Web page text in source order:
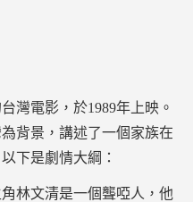
灣電影，於1989年上映。
背景，講述了一個家族在
下是劇情大綱：
林文清是一個聾啞人，他